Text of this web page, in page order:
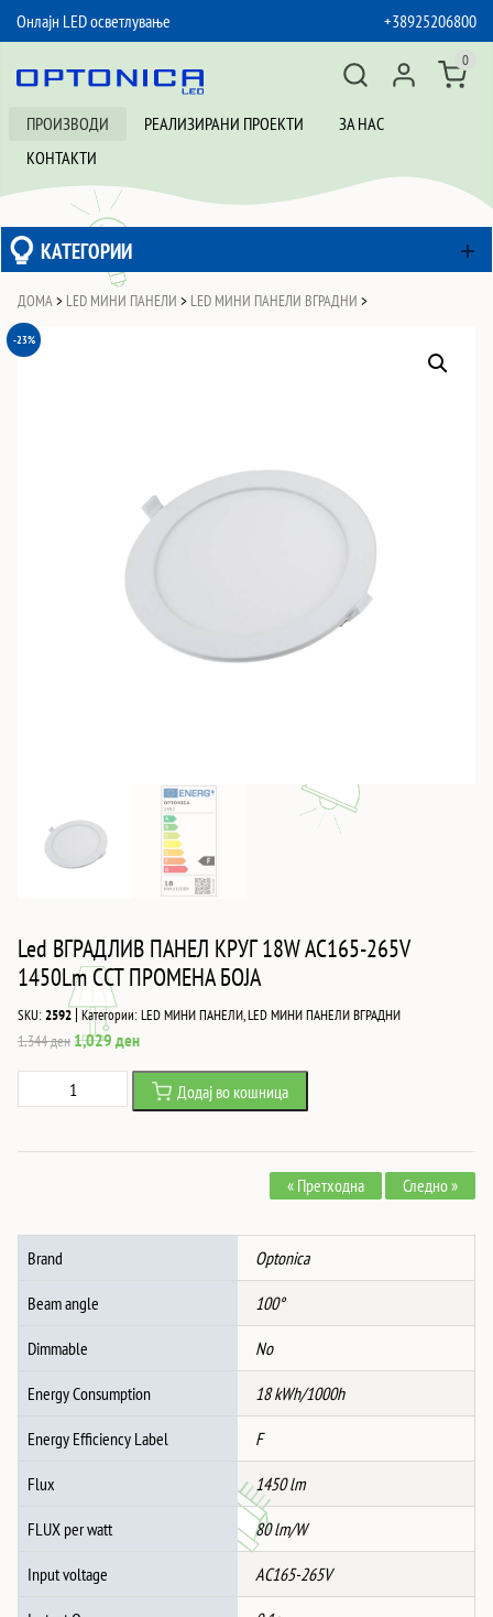
Онлајн LED осветлување
+38925206800
ПРОИЗВОДИ РЕАЛИЗИРАНИ ПРОЕКТИ
ЗА НАС
КОНТАКТИ
0
КАТЕГОРИИ
ДОМА > LED МИНИ ПАНЕЛИ > LED МИНИ ПАНЕЛИ ВГРАДНИ >
-23%
Led ВГРАДЛИВ ПАНЕЛ КРУГ 18W AC165-265V
1450Lm CCT ПРОМЕНА БОЈА
SKU:2592|Категории:LED МИНИ ПАНЕЛИ,LED МИНИ ПАНЕЛИ ВГРАДНИ
1,344ден Original
was:
1,344 ден.
1,029 денCurrent
price
1,029 ден.
ВГРАДЛИВ
265V
1450Lm
CCT
БОЈА
Додај во кошница
« Претходна Следно »
Brand Optonica
Beam angle 100°
Dimmable No
Energy Consumption 18 kWh/1000h
Energy Efficiency Label F
Flux 1450 lm
FLUX per watt 80 lm/W
Input voltage AC165-265V